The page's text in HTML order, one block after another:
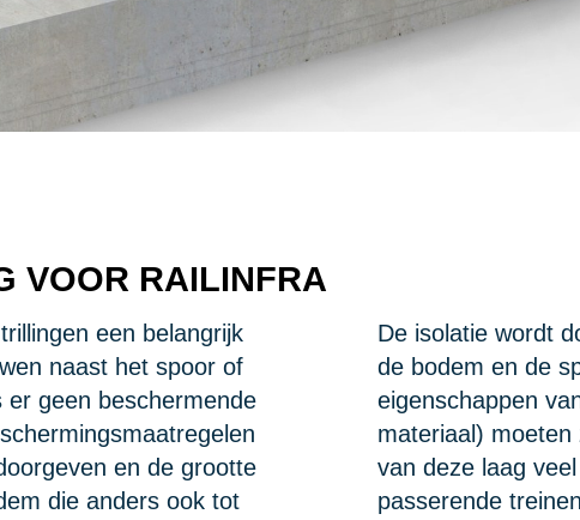
VOOR RAILINFRA
een belangrijk
naast het spoor of
er geen beschermende
en de grootte
die anders ook tot
De isolatie wordt
de bodem en de
eigenschappen
materiaal)
van deze laag
passerende